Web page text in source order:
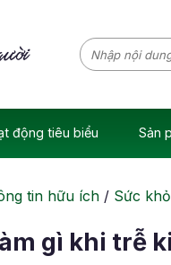
Tìm
kiếm:
động tiêu biểu Sản
tin hữu ích/ Sức
gì khi trễ